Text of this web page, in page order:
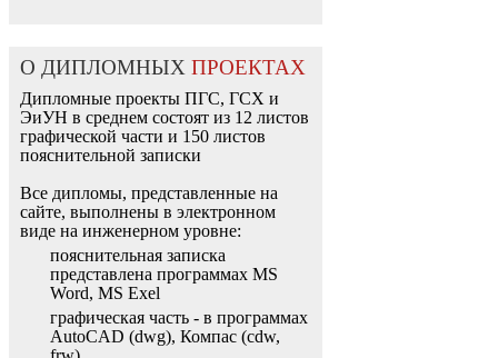
О ДИПЛОМНЫХ ПРОЕКТАХ
Дипломные проекты ПГС, ГСХ и
ЭиУН в среднем состоят из 12 листов
графической части и 150 листов
пояснительной записки
Все дипломы, представленные на
сайте, выполнены в электронном
виде на инженерном уровне:
пояснительная записка
представлена программах MS
Word, MS Exel
графическая часть - в программах
AutoCAD (dwg), Компас (cdw,